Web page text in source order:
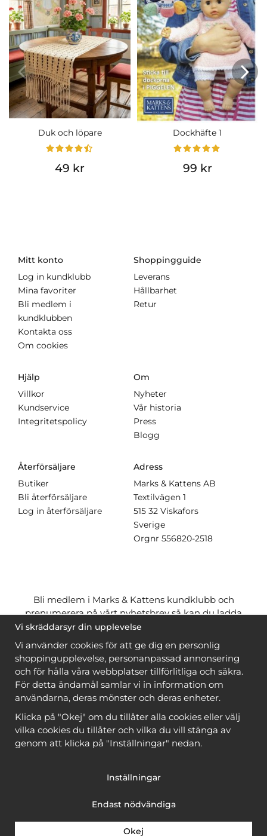
Duk och löpare
49 kr
Dockhäfte 1
99 kr
Mitt konto
Log in kundklubb
Mina favoriter
Bli medlem i
kundklubben
Kontakta oss
Om cookies
Shoppingguide
Leverans
Hållbarhet
Retur
Hjälp
Villkor
Kundservice
Integritetspolicy
Om
Nyheter
Vår historia
Press
Blogg
Återförsäljare
Butiker
Bli återförsäljare
Log in återförsäljare
Adress
Marks & Kattens AB
Textilvägen 1
515 32 Viskafors
Sverige
Orgnr 556820-2518
Bli medlem i Marks & Kattens kundklubb och
prenumerera på vårt nyhetsbrev så kan du ladda
ner många mönstergratisoch få många
när du handlar garn till mönstret. Du ser vilka som
är
gratis när du är inloggad
Bli medlem
Copyright © 2026, Marks & Kattens AB
Vi skräddarsyr din upplevelse
Vi använder cookies för att ge dig en personlig
shoppingupplevelse, personanpassad annonsering
och för hålla våra webbplatser tillförlitliga och säkra.
För detta ändamål samlar vi in information om
användarna, deras mönster och deras enheter.
Klicka på "Okej" om du tillåter alla cookies eller välj
vilka cookies du tillåter och vilka du vill stänga av
genom att klicka på "Inställningar" nedan.
Inställningar
Endast nödvändiga
Okej